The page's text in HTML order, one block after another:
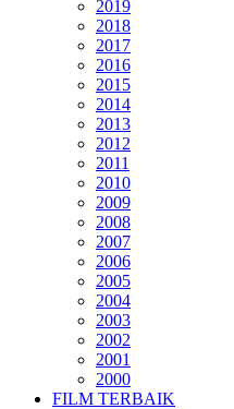
2019
2018
2017
2016
2015
2014
2013
2012
2011
2010
2009
2008
2007
2006
2005
2004
2003
2002
2001
2000
FILM TERBAIK